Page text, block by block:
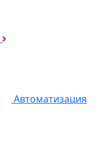
Автоматизация